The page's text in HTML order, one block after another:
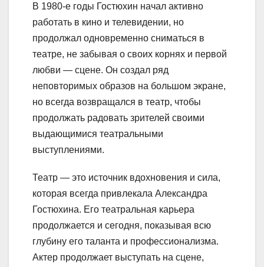
В 1980-е годы Гостюхин начал активно
работать в кино и телевидении, но
продолжал одновременно сниматься в
театре, не забывая о своих корнях и первой
любви — сцене. Он создал ряд
неповторимых образов на большом экране,
но всегда возвращался в театр, чтобы
продолжать радовать зрителей своими
выдающимися театральными
выступлениями.
Театр — это источник вдохновения и сила,
которая всегда привлекала Александра
Гостюхина. Его театральная карьера
продолжается и сегодня, показывая всю
глубину его таланта и профессионализма.
Актер продолжает выступать на сцене,